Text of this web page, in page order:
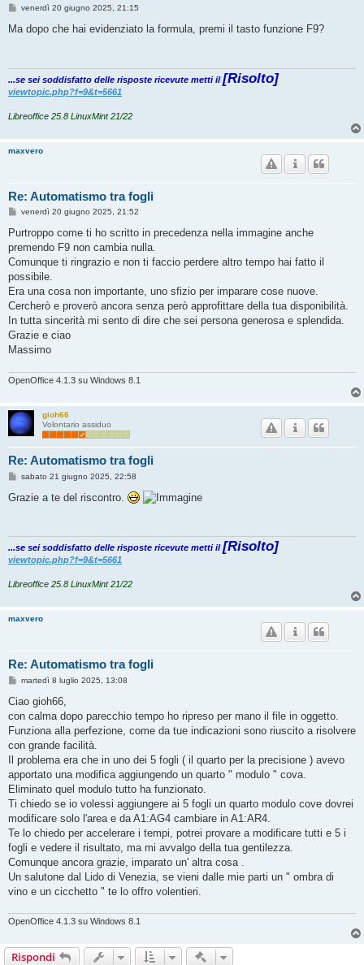
M
s
o
venerdì 20 giugno 2025, 21:15
Ma dopo che hai evidenziato la formula, premi il tasto funzione F9?
...se sei soddisfatto delle risposte ricevute metti il[Risolto]
viewtopic.php?f=9&t=5661
Libreoffice 25.8 LinuxMint 21/22
maxvero
Re: Automatismo tra fogli
M
s
a
g
i
o
venerdì 20 giugno 2025, 21:52
Purtroppo come ti ho scritto in precedenza nella immagine anche
premendo F9 non cambia nulla.
Comunque ti ringrazio e non ti faccio perdere altro tempo hai fatto il
possibile.
Era una cosa non importante, uno sfizio per imparare cose nuove.
Cercherò e proverò ancora senza però approfittare della tua disponibilità.
In tutta sincerità mi sento di dire che sei persona generosa e splendida.
Grazie e ciao
Massimo
OpenOffice 4.1.3 su Windows 8.1
gioh66
Volontario assiduo
Re: Automatismo tra fogli
M
s
o
sabato 21 giugno 2025, 22:58
Grazie a te del riscontro.
...se sei soddisfatto delle risposte ricevute metti il[Risolto]
viewtopic.php?f=9&t=5661
Libreoffice 25.8 LinuxMint 21/22
maxvero
Re: Automatismo tra fogli
M
s
a
g
i
o
martedì 8 luglio 2025, 13:08
Ciao gioh66,
con calma dopo parecchio tempo ho ripreso per mano il file in oggetto.
Funziona alla perfezione, come da tue indicazioni sono riuscito a risolvere
con grande facilità.
Il problema era che in uno dei 5 fogli ( il quarto per la precisione ) avevo
apportato una modifica aggiungendo un quarto " modulo " cova.
Eliminato quel modulo tutto ha funzionato.
Ti chiedo se io volessi aggiungere ai 5 fogli un quarto modulo cove dovrei
modificare solo l'area e da A1:AG4 cambiare in A1:AR4.
Te lo chiedo per accelerare i tempi, potrei provare a modificare tutti e 5 i
fogli e vedere il risultato, ma mi avvalgo della tua gentilezza.
Comunque ancora grazie, imparato un' altra cosa .
Un salutone dal Lido di Venezia, se vieni dalle mie parti un " ombra di
vino e un cicchetto " te lo offro volentieri.
OpenOffice 4.1.3 su Windows 8.1
Rispondi Strumenti di moderazione